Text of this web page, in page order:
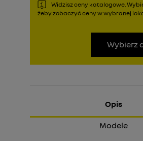
Widzisz ceny katalogowe.
żeby zobaczyć ceny w wybranej
Wybierz
Opis
Modele